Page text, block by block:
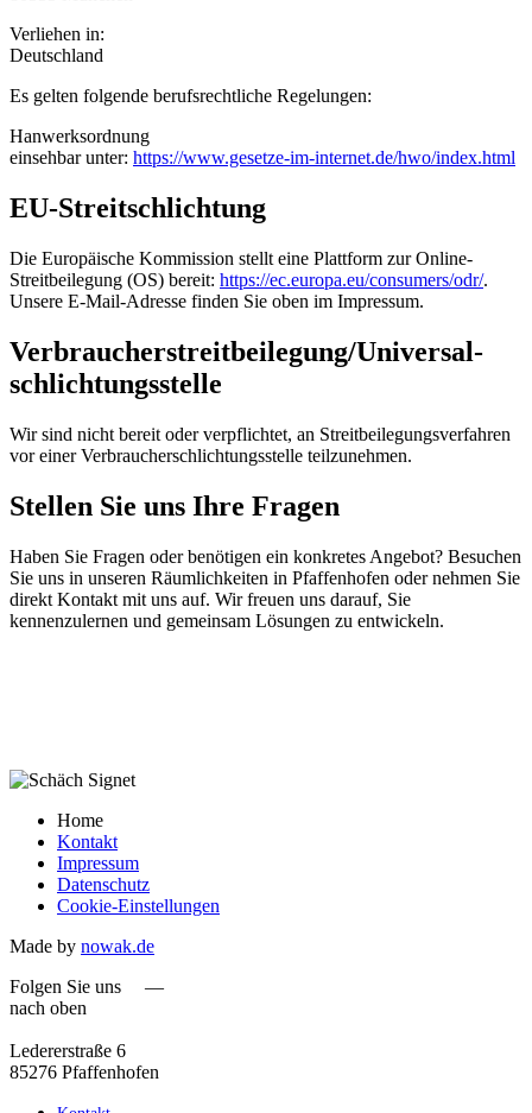
Verliehen in:
Deutschland
Es gelten folgende berufsrechtliche Regelungen:
Hanwerksordnung
einsehbar unter: https://www.gesetze-im-internet.de/hwo/index.html
EU-Streitschlichtung
Die Europäische Kommission stellt eine Plattform zur Online-
Streitbeilegung (OS) bereit: https://ec.europa.eu/consumers/odr/.
Unsere E-Mail-Adresse finden Sie oben im Impressum.
Verbraucher­streit­beilegung/Universal­
schlichtungs­stelle
Wir sind nicht bereit oder verpflichtet, an Streitbeilegungsverfahren
vor einer Verbraucherschlichtungsstelle teilzunehmen.
Stellen Sie uns Ihre Fragen
Haben Sie Fragen oder benötigen ein konkretes Angebot? Besuchen
Sie uns in unseren Räumlichkeiten in Pfaffenhofen oder nehmen Sie
direkt Kontakt mit uns auf. Wir freuen uns darauf, Sie
kennenzulernen und gemeinsam Lösungen zu entwickeln.
Home
Kontakt
Impressum
Datenschutz
Cookie-Einstellungen
Made by nowak.de
Folgen Sie uns —
nach oben
Ledererstraße 6
85276 Pfaffenhofen